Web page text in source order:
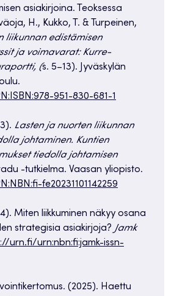
asiakirjoina. Teoksessa
H., Kukko, T. & Turpeinen,
liikunnan edistämisen
ja voimavarat: Kurre-
(s. 5–13). Jyväskylän
951-830-681-1
Lasten ja nuorten liikunnan
johtaminen. Kuntien
tiedolla johtamisen
-tutkielma. Vaasan yliopisto.
fe20231101142259
Miten liikkuminen näkyy osana
strategisia asiakirjoja? Jamk
urn.fi/urn:nbn:fi:jamk-issn-
(2025). Haettu